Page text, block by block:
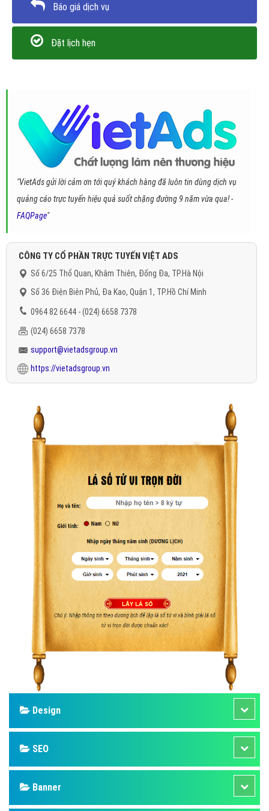
Báo giá dịch vụ
Đặt lịch hẹn
"VietAds gửi lời cảm ơn tới quý khách hàng đã luôn tin dùng dịch vụ
quảng cáo trực tuyến hiệu quả suốt chặng đường 9 năm vừa qua! -
FAQPage"
CÔNG TY CỔ PHẦN TRỰC TUYẾN VIỆT ADS
Số 6/25 Thổ Quan, Khâm Thiên, Đống Đa, TP.Hà Nội
Số 36 Điện Biên Phủ, Đa Kao, Quận 1, TP.Hồ Chí Minh
0964 82 6644 - (024) 6658 7378
(024) 6658 7378
support@vietadsgroup.vn
https://vietadsgroup.vn
Design
SEO
Banner